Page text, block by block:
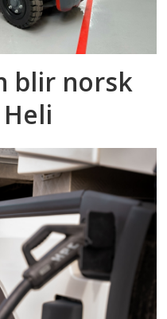
blir norsk